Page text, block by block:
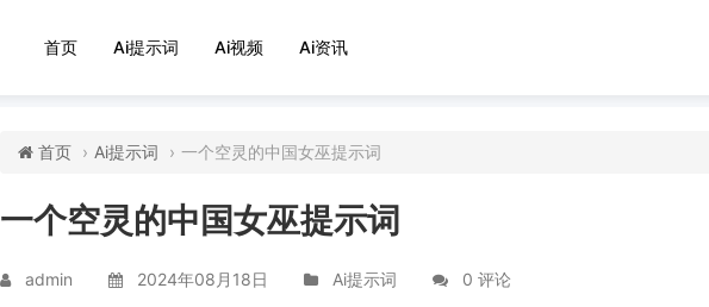
首页 Ai提示词 Ai视频 Ai资讯
首页 Ai提示词 一个空灵的中国女巫提示词
一个空灵的中国女巫提示词
admin 2024年08月18日 Ai提示词 0 评论